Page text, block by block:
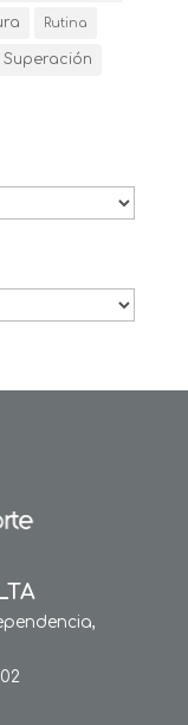
Rutina
Superación